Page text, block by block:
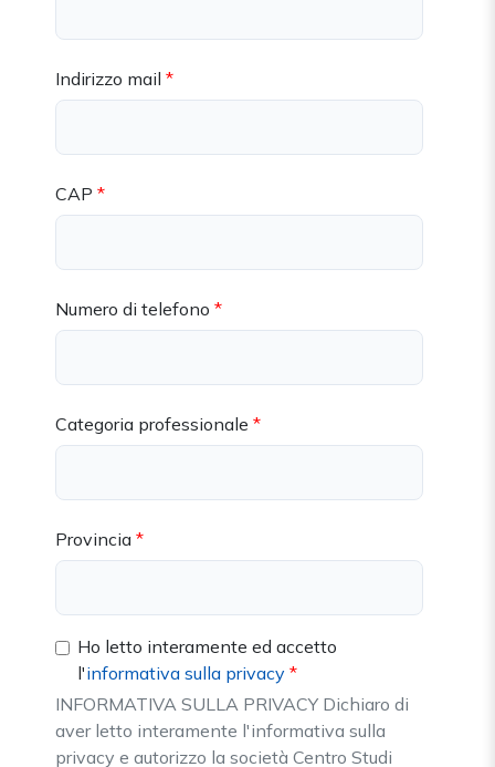
Indirizzo mail
CAP
Numero di telefono
Categoria professionale
Provincia
Ho letto interamente ed accetto
l'informativa sulla privacy
INFORMATIVA SULLA PRIVACY Dichiaro di
aver letto interamente l'informativa sulla
privacy e autorizzo la società Centro Studi